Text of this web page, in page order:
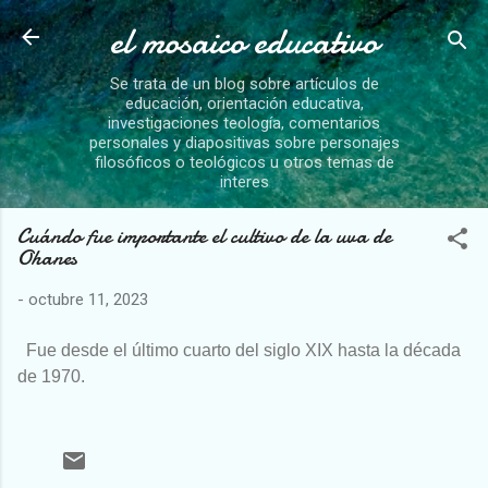
Ir al contenido principal
el mosaico educativo
Se trata de un blog sobre artículos de
educación, orientación educativa,
investigaciones teología, comentarios
personales y diapositivas sobre personajes
filosóficos o teológicos u otros temas de
interes
Cuándo fue importante el cultivo de la uva de
Ohanes
- octubre 11, 2023
Fue desde el último cuarto del siglo XIX hasta la década
de 1970.